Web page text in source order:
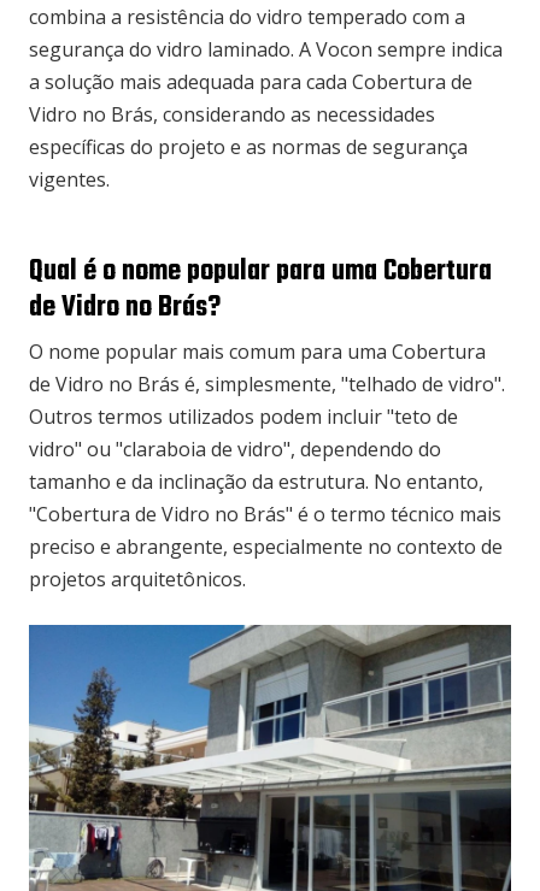
combina a resistência do vidro temperado com a
segurança do vidro laminado. A Vocon sempre indica
a solução mais adequada para cada Cobertura de
Vidro no Brás, considerando as necessidades
específicas do projeto e as normas de segurança
vigentes.
Qual é o nome popular para uma Cobertura
de Vidro no Brás?
O nome popular mais comum para uma Cobertura
de Vidro no Brás é, simplesmente, "telhado de vidro".
Outros termos utilizados podem incluir "teto de
vidro" ou "claraboia de vidro", dependendo do
tamanho e da inclinação da estrutura. No entanto,
"Cobertura de Vidro no Brás" é o termo técnico mais
preciso e abrangente, especialmente no contexto de
projetos arquitetônicos.